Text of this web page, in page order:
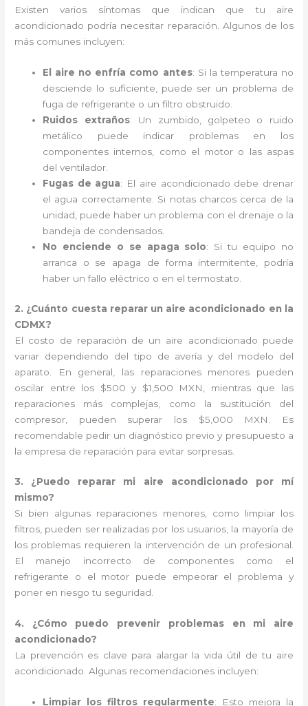
Existen varios síntomas que indican que tu aire
acondicionado podría necesitar reparación. Algunos de los
más comunes incluyen:
El aire no enfría como antes: Si la temperatura no
desciende lo suficiente, puede ser un problema de
fuga de refrigerante o un filtro obstruido.
Ruidos extraños: Un zumbido, golpeteo o ruido
metálico puede indicar problemas en los
componentes internos, como el motor o las aspas
del ventilador.
Fugas de agua: El aire acondicionado debe drenar
el agua correctamente. Si notas charcos cerca de la
unidad, puede haber un problema con el drenaje o la
bandeja de condensados.
No enciende o se apaga solo: Si tu equipo no
arranca o se apaga de forma intermitente, podría
haber un fallo eléctrico o en el termostato.
2. ¿Cuánto cuesta reparar un aire acondicionado en la
CDMX?
El costo de reparación de un aire acondicionado puede
variar dependiendo del tipo de avería y del modelo del
aparato. En general, las reparaciones menores pueden
oscilar entre los $500 y $1,500 MXN, mientras que las
reparaciones más complejas, como la sustitución del
compresor, pueden superar los $5,000 MXN. Es
recomendable pedir un diagnóstico previo y presupuesto a
la empresa de reparación para evitar sorpresas.
3. ¿Puedo reparar mi aire acondicionado por mí
mismo?
Si bien algunas reparaciones menores, como limpiar los
filtros, pueden ser realizadas por los usuarios, la mayoría de
los problemas requieren la intervención de un profesional.
El manejo incorrecto de componentes como el
refrigerante o el motor puede empeorar el problema y
poner en riesgo tu seguridad.
4. ¿Cómo puedo prevenir problemas en mi aire
acondicionado?
La prevención es clave para alargar la vida útil de tu aire
acondicionado. Algunas recomendaciones incluyen:
Limpiar los filtros regularmente: Esto mejora la